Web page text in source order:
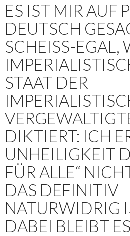
ES IST MIR AUF
DEUTSCH
SCHEISS-EGAL,
TAAT DER I
MPERIALISTISCH
IKTIERT: ICH
NHEILIGKEIT
ÜR ALLE“ NICHT
AS DEFINITIV N
ATURWIDRIG
ABEI BLEIBT ES!